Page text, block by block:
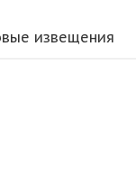
извещения